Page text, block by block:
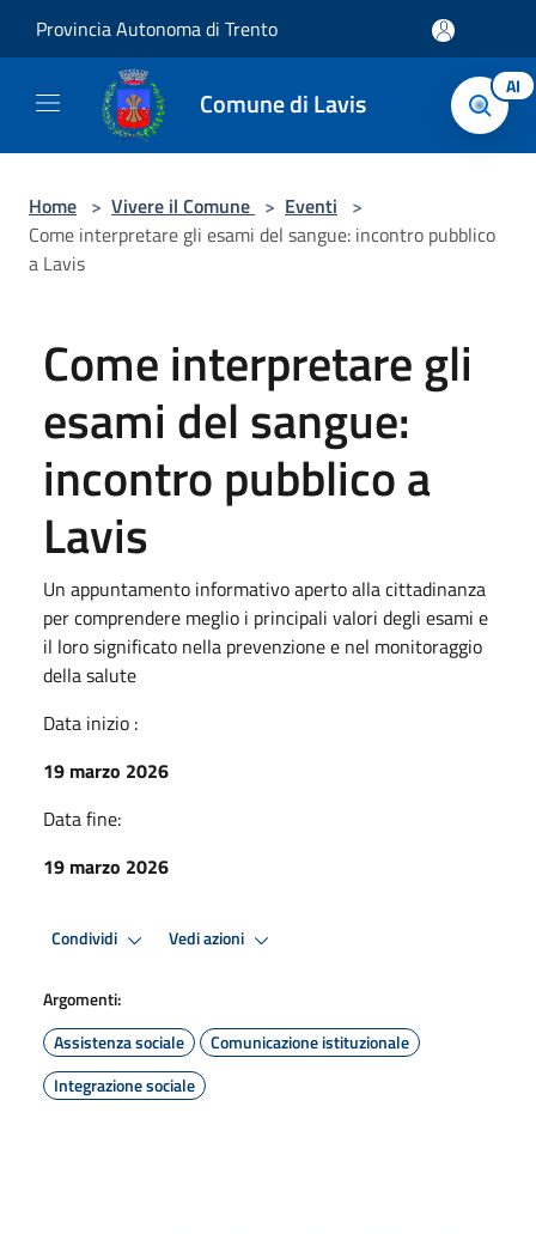
Provincia Autonoma di Trento
Comune di Lavis AI
Home > Vivere il Comune > Eventi >
Come interpretare gli esami del sangue: incontro pubblico
a Lavis
Come interpretare gli
esami del sangue:
incontro pubblico a
Lavis
Un appuntamento informativo aperto alla cittadinanza
per comprendere meglio i principali valori degli esami e
il loro significato nella prevenzione e nel monitoraggio
della salute
Data inizio :
19 marzo 2026
Data fine:
19 marzo 2026
Condividi Vedi azioni
Argomenti:
Assistenza sociale
Comunicazione istituzionale
Integrazione sociale